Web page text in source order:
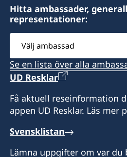
hör av dig på mail med dina
Konsulatet i Izmie kan
och körkort som sökts vid
polismyndighet i Sverige.
Vid lokala helgdagar håller
honorärkonsulatet stängt.
innan du beger dig dit.
Språk: turkiska, engelska
Honorärkonsul
Honorärkonsulatet tar
efter tidsbokning. Vänligen
hör av dig på mail med
Konsulatet i Antalya kan
och körkort som sökts vid
polismyndighet i Sverige.
utfärda provisoriska pass.
regel stängt. Ring innan du
Hitta ambassader,
representationer:
Välj
ambassad
Se en lista över alla
UD Resklar
Få aktuell reseinformation
appen UD Resklar. Läs mer
Svensklistan
Lämna uppgifter om var du